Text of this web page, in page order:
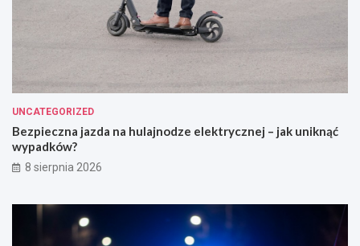
UNCATEGORIZED
Bezpieczna jazda na hulajnodze elektrycznej – jak uniknąć
wypadków?
8 sierpnia 2026